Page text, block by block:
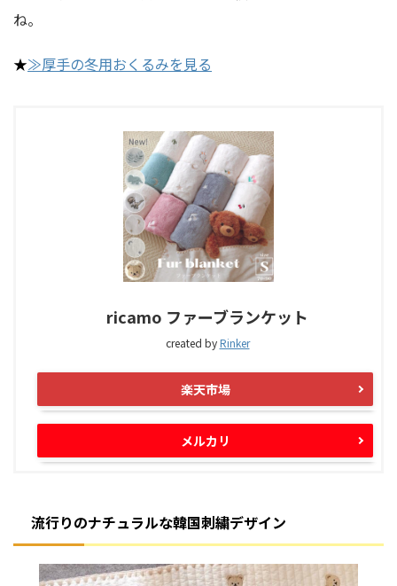
ね。
★≫厚手の冬用おくるみを見る
ricamo ファーブランケット
created byRinker
楽天市場
メルカリ
流行りのナチュラルな韓国刺繍デザイン